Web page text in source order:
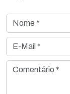
Nome *
E-Mail *
Comentário *